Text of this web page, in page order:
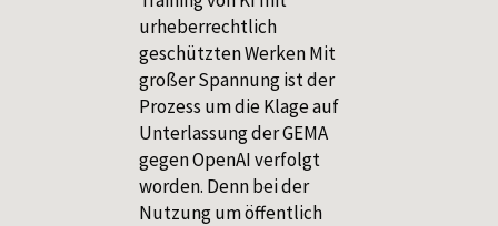
urheberrechtlich
geschützten Werken Mit
großer Spannung ist der
Prozess um die Klage auf
Unterlassung der GEMA
gegen OpenAI verfolgt
worden. Denn bei der
Nutzung um öffentlich